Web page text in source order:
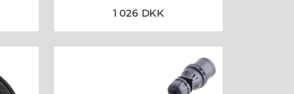
1 026 DKK